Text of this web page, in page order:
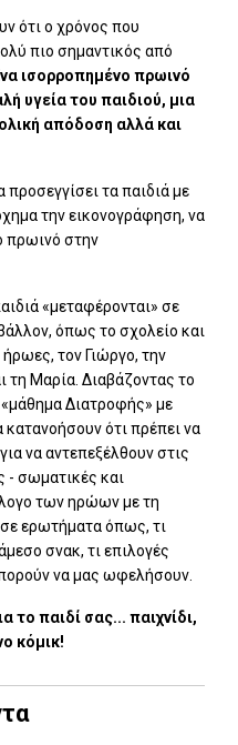
ότι ο χρόνος που
πιο σημαντικός από
ισορροπημένο πρωινό
υγεία του παιδιού, μια
απόδοση αλλά και
προσεγγίσει τα παιδιά με
την εικονογράφηση, να
πρωινό στην
«μεταφέρονται» σε
όπως το σχολείο και
τον Γιώργο, την
τη Μαρία. Διαβάζοντας το
«μάθημα Διατροφής» με
ότι πρέπει να
να αντεπεξέλθουν στις
- σωματικές και
των ηρώων με τη
ερωτήματα όπως, τι
σνακ, τι επιλογές
να μας ωφελήσουν.
το παιδί σας... παιχνίδι,
κόμικ!